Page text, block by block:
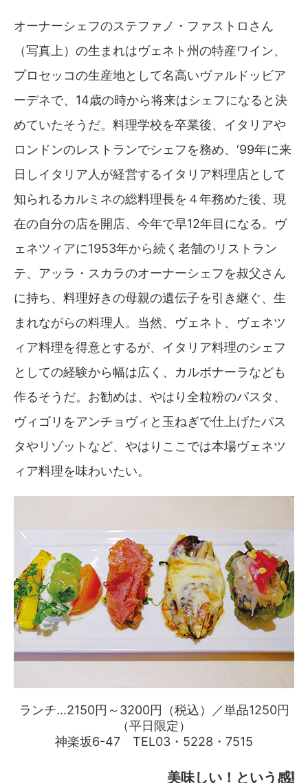
オーナーシェフのステファノ・ファストロさん
（写真上）の生まれはヴェネト州の特産ワイン、
プロセッコの生産地として名高いヴァルドッビア
ーデネで、14歳の時から将来はシェフになると決
めていたそうだ。料理学校を卒業後、イタリアや
ロンドンのレストランでシェフを務め、‘99年に来
日しイタリア人が経営するイタリア料理店として
知られるカルミネの総料理長を４年務めた後、現
在の自分の店を開店、今年で早12年目になる。ヴ
ェネツィアに1953年から続く老舗のリストラン
テ、アッラ・スカラのオーナーシェフを叔父さん
に持ち、料理好きの母親の遺伝子を引き継ぐ、生
まれながらの料理人。当然、ヴェネト、ヴェネツ
ィア料理を得意とするが、イタリア料理のシェフ
としての経験から幅は広く、カルボナーラなども
作るそうだ。お勧めは、やはり全粒粉のパスタ、
ヴィゴリをアンチョヴィと玉ねぎで仕上げたパス
タやリゾットなど、やはりここでは本場ヴェネツ
ィア料理を味わいたい。
ランチ…2150円～3200円（税込）／単品1250円
（平日限定）
神楽坂6-47 TEL03・5228・7515
美味しい！という感